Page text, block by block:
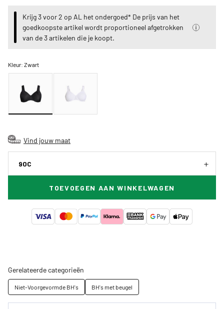
Krijg 3 voor 2 op AL het ondergoed* De prijs van het
goedkoopste artikel wordt proportioneel afgetrokken
van de 3 artikelen die je koopt.
Kleur:Zwart
Vind jouw maat
90C
TOEVOEGEN AAN WINKELWAGEN
Gerelateerde categorieën
Niet-Voorgevormde BH's BH's met beugel